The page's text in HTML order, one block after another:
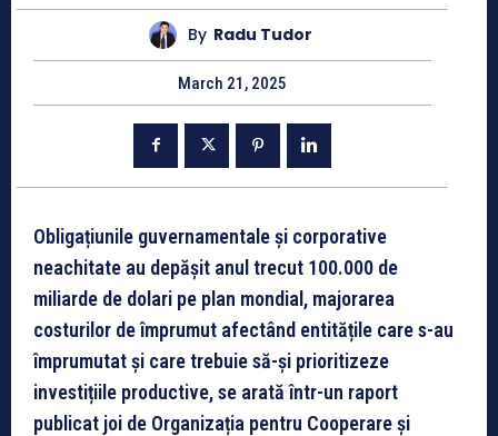
By Radu Tudor
March 21, 2025
Obligațiunile guvernamentale și corporative
neachitate au depășit anul trecut 100.000 de
miliarde de dolari pe plan mondial, majorarea
costurilor de împrumut afectând entitățile care s-au
împrumutat și care trebuie să-și prioritizeze
investițiile productive, se arată într-un raport
publicat joi de Organizația pentru Cooperare și